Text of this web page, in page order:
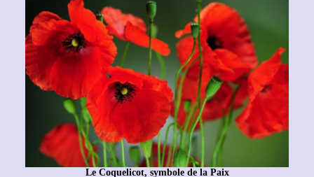
Le Coquelicot, symbole de la Paix